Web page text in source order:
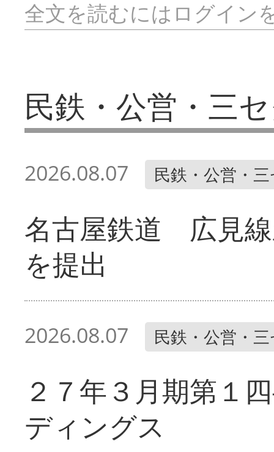
全文を読むにはログイン
民鉄・公営・三
2026.08.07 民鉄・公営・
名古屋鉄道 広見
を提出
2026.08.07 民鉄・公営・
２７年３月期第１
ディングス